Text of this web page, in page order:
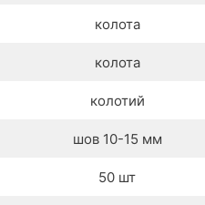
колота
колота
колотий
шов 10-15 мм
50 шт